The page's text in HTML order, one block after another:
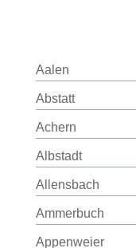
Aalen
Abstatt
Achern
Albstadt
Allensbach
Ammerbuch
Appenweier